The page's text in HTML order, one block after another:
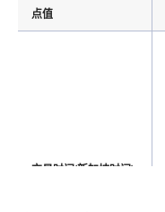
点值
交易时间(新加坡时间)